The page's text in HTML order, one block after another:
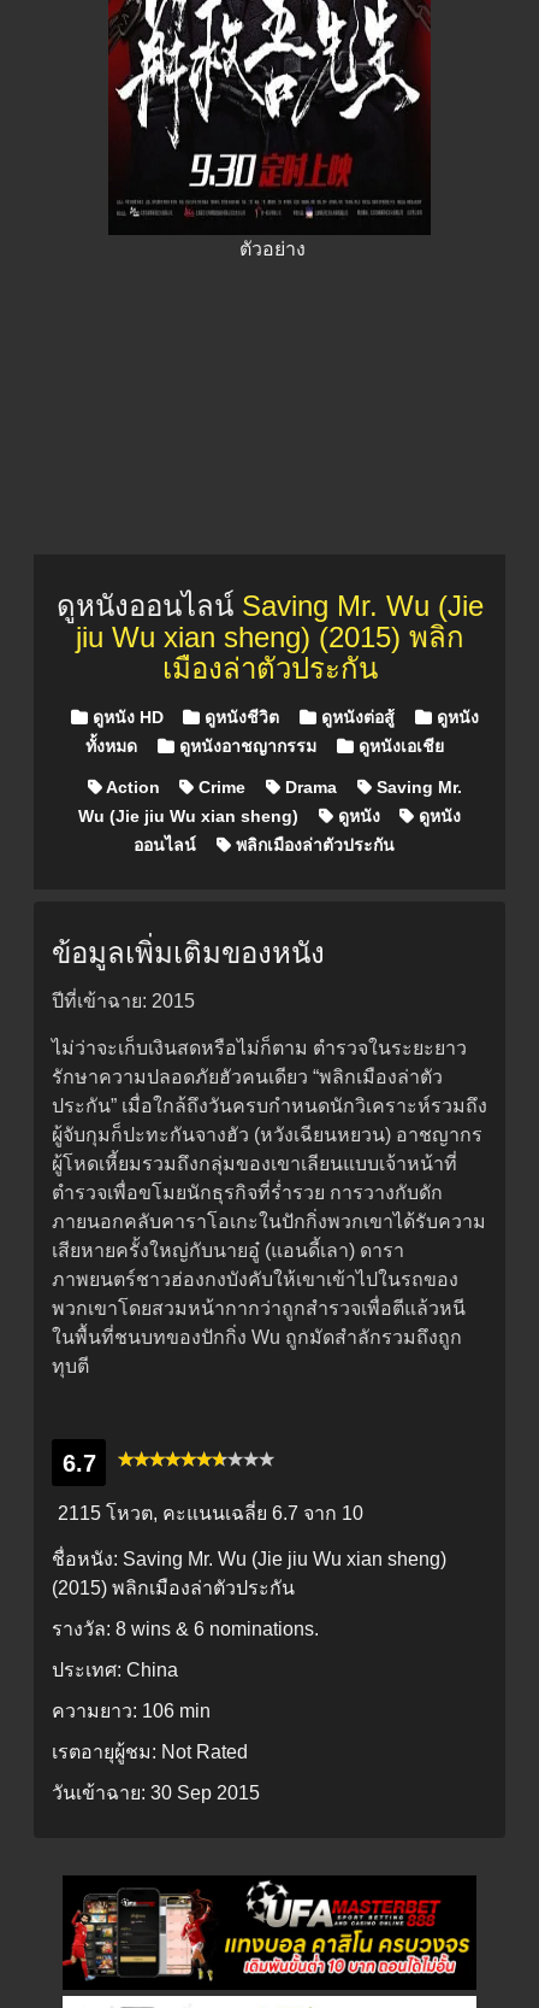
ตัวอย่าง
ดูหนังออนไลน์ Saving Mr. Wu (Jie
jiu Wu xian sheng) (2015) พลิก
เมืองล่าตัวประกัน
Posted in
ดูหนัง HD ดูหนังชีวิต ดูหนังต่อสู้
ดูหนัง
ทั้งหมด
ดูหนังอาชญากรรม ดูหนังเอเชีย
Action Crime Drama
Saving Mr.
Wu (Jie jiu Wu xian sheng)
ดูหนัง
ดูหนัง
ออนไลน์
พลิกเมืองล่าตัวประกัน
ข้อมูลเพิ่มเติมของหนัง
ปีที่เข้าฉาย: 2015
ไม่ว่าจะเก็บเงินสดหรือไม่ก็ตาม ตำรวจในระยะยาว
รักษาความปลอดภัยฮัวคนเดียว “พลิกเมืองล่าตัว
ประกัน” เมื่อใกล้ถึงวันครบกำหนดนักวิเคราะห์รวมถึง
ผู้จับกุมก็ปะทะกันจางฮัว (หวังเฉียนหยวน) อาชญากร
ผู้โหดเหี้ยมรวมถึงกลุ่มของเขาเลียนแบบเจ้าหน้าที่
ตำรวจเพื่อขโมยนักธุรกิจที่ร่ำรวย การวางกับดัก
ภายนอกคลับคาราโอเกะในปักกิ่งพวกเขาได้รับความ
เสียหายครั้งใหญ่กับนายอู๋ (แอนดี้เลา) ดารา
ภาพยนตร์ชาวฮ่องกงบังคับให้เขาเข้าไปในรถของ
พวกเขาโดยสวมหน้ากากว่าถูกสำรวจเพื่อตีแล้วหนี
ในพื้นที่ชนบทของปักกิ่ง Wu ถูกมัดสำลักรวมถึงถูก
ทุบตี
6.7
2115 โหวต, คะแนนเฉลี่ย 6.7 จาก 10
ชื่อหนัง: Saving Mr. Wu (Jie jiu Wu xian sheng)
(2015) พลิกเมืองล่าตัวประกัน
รางวัล: 8 wins & 6 nominations.
ประเทศ: China
ความยาว: 106 min
เรตอายุผู้ชม: Not Rated
วันเข้าฉาย: 30 Sep 2015